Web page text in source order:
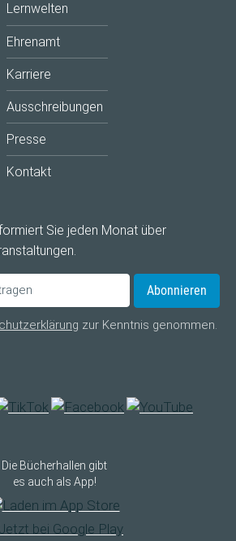
Lernwelten
Ehrenamt
Karriere
Ausschreibungen
Presse
Kontakt
Sie jeden Monat über
Abonnieren
zur Kenntnis genommen.
Die Bücherhallen gibt
es auch als App!